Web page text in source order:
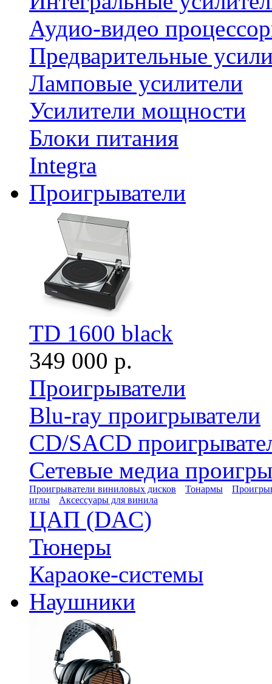
Аудио-видео
Предварительные
Ламповые усилители
Усилители мощности
Блоки питания
Integra
Проигрыватели
TD 1600 black
349 000 р.
Проигрыватели
Blu-ray проигрыватели
CD/SACD
Сетевые медиа
Проигрыватели виниловых дисков Тонармы
иглы
Аксессуары для винила
ЦАП (DAC)
Тюнеры
Караоке-системы
Наушники